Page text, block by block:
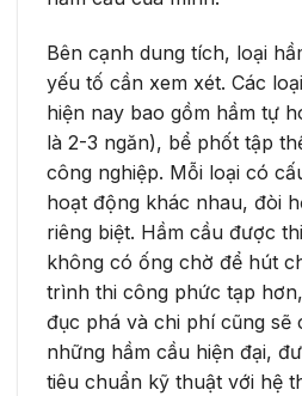
Bên cạnh dung tích, loại
yếu tố cần xem xét. Các
hiện nay bao gồm hầm tự
là 2-3 ngăn), bể phốt tập
công nghiệp. Mỗi loại có
hoạt động khác nhau, đòi
riêng biệt. Hầm cầu được
không có ống chờ để hút
trình thi công phức tạp
đục phá và chi phí cũng sẽ
những hầm cầu hiện đại,
tiêu chuẩn kỹ thuật với hệ